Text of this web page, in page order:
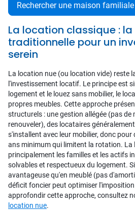
Rechercher une maison
La location classique :
traditionnelle pour un
serein
La location nue (ou location vide) reste
l'investissement locatif. Le principe est
logement et le louez sans mobilier, le
propres meubles. Cette approche
structurels : une gestion allégée (pas de
renouveler), des locataires
s'installent avec leur mobilier, donc pour
ans minimum qui limitent la rotation. La
principalement les familles et les actifs
solvables et respectueux du logement.
avantageuse qu'en meublé (pas
déficit foncier peut optimiser
approfondir cette approche, consultez
location nue.